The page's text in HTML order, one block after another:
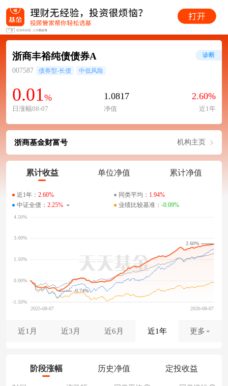
浙商丰裕纯债债券A
007587 债券型-长债 中低风险
0.01 %
日涨幅08-07
1.0817
净值
2.60%
近1年
诊断
浙商基金财富号 机构主页
累计收益 单位净值 累计净值
近1年： 2.60% 同类平均： 1.94%
中证全债： 2.25% 业绩比较基准： -0.09%
-0.74%
2.60%
近1月 近3月 近6月 近1年 更多
阶段涨幅 历史净值 定投收益